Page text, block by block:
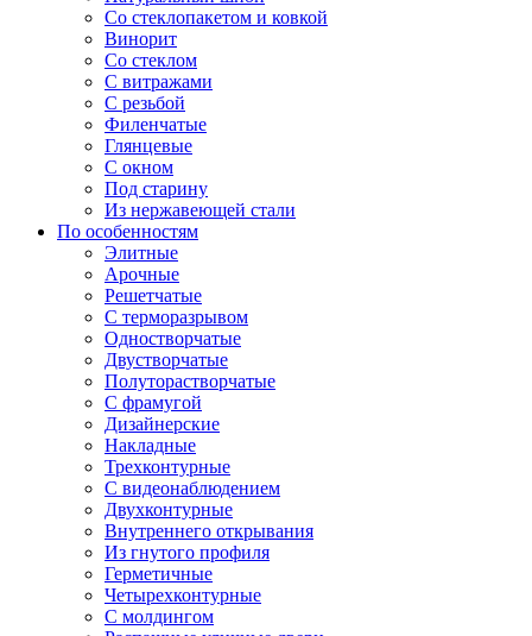
Со стеклопакетом и ковкой
Винорит
Со стеклом
С витражами
С резьбой
Филенчатые
Глянцевые
С окном
Под старину
Из нержавеющей стали
По особенностям
Элитные
Арочные
Решетчатые
С терморазрывом
Одностворчатые
Двустворчатые
Полуторастворчатые
С фрамугой
Дизайнерские
Накладные
Трехконтурные
С видеонаблюдением
Двухконтурные
Внутреннего открывания
Из гнутого профиля
Герметичные
Четырехконтурные
С молдингом